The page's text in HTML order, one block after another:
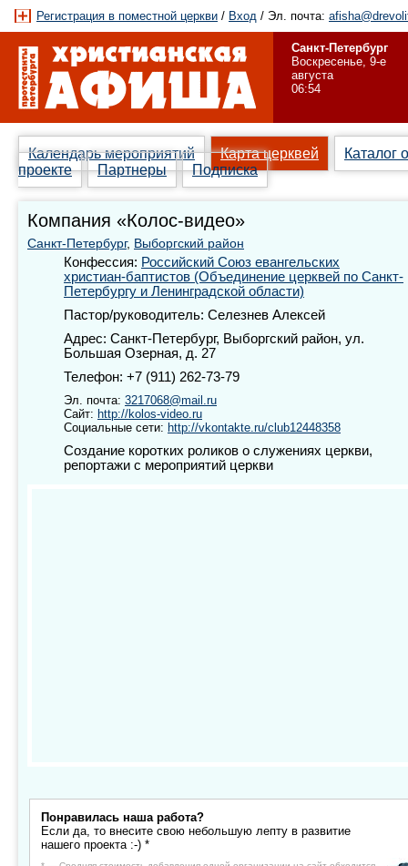
Регистрация в поместной церкви / Вход / Эл. почта:
Санкт-Петербург
Воскресенье, 9-е
августа
06:54
Календарь мероприятий Карта церквей
Каталог
проекте
Партнеры Подписка
Компания «Колос-видео»
Санкт-Петербург, Выборгский район
Конфессия: Российский Союз евангельских
христиан-баптистов (Объединение церквей по Санкт-
Петербургу и Ленинградской области)
Пастор/руководитель: Селезнев Алексей
Адрес: Санкт-Петербург, Выборгский район, ул.
Большая Озерная, д. 27
Телефон: +7 (911) 262-73-79
Эл. почта: 3217068@mail.ru
Сайт: http://kolos-video.ru
Социальные сети: http://vkontakte.ru/club12448358
Создание коротких роликов о служениях церкви,
репортажи с мероприятий церкви
Понравилась наша работа?
Если да, то внесите свою небольшую лепту в развитие
нашего проекта :-) *